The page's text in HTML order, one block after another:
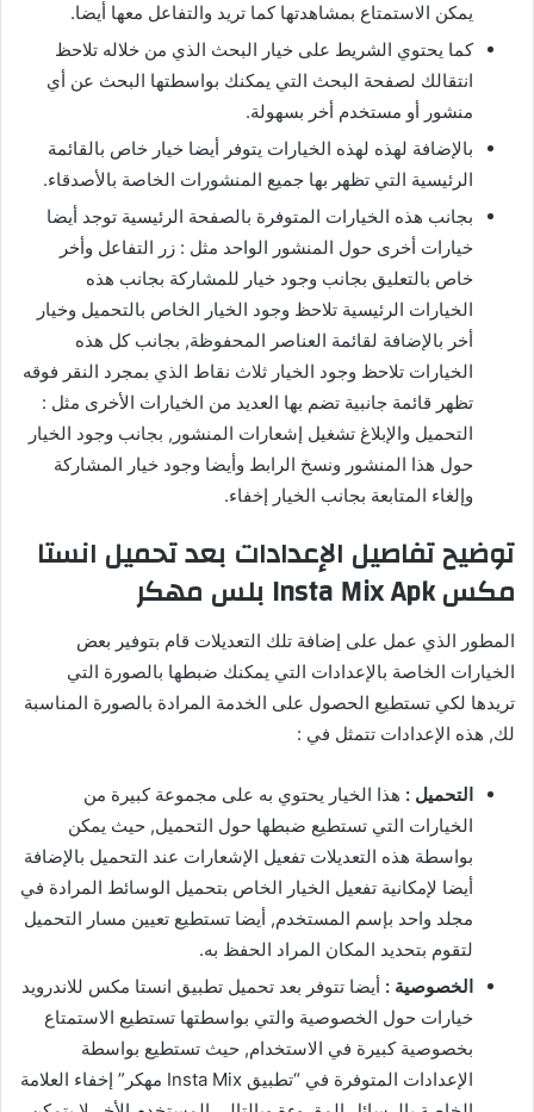
يمكن الاستمتاع بمشاهدتها كما تريد والتفاعل معها أيضا.
كما يحتوي الشريط على خيار البحث الذي من خلاله تلاحظ
انتقالك لصفحة البحث التي يمكنك بواسطتها البحث عن أي
منشور أو مستخدم أخر بسهولة.
بالإضافة لهذه لهذه الخيارات يتوفر أيضا خيار خاص بالقائمة
الرئيسية التي تظهر بها جميع المنشورات الخاصة بالأصدقاء.
بجانب هذه الخيارات المتوفرة بالصفحة الرئيسية توجد أيضا
خيارات أخرى حول المنشور الواحد مثل : زر التفاعل وأخر
خاص بالتعليق بجانب وجود خيار للمشاركة بجانب هذه
الخيارات الرئيسية تلاحظ وجود الخيار الخاص بالتحميل وخيار
أخر بالإضافة لقائمة العناصر المحفوظة, بجانب كل هذه
الخيارات تلاحظ وجود الخيار ثلاث نقاط الذي بمجرد النقر فوقه
تظهر قائمة جانبية تضم بها العديد من الخيارات الأخرى مثل :
التحميل والإبلاغ تشغيل إشعارات المنشور, بجانب وجود الخيار
حول هذا المنشور ونسخ الرابط وأيضا وجود خيار المشاركة
وإلغاء المتابعة بجانب الخيار إخفاء.
توضيح تفاصيل الإعدادات بعد تحميل انستا
مكس Insta Mix Apk بلس مهكر
المطور الذي عمل على إضافة تلك التعديلات قام بتوفير بعض
الخيارات الخاصة بالإعدادات التي يمكنك ضبطها بالصورة التي
تريدها لكي تستطيع الحصول على الخدمة المرادة بالصورة المناسبة
لك, هذه الإعدادات تتمثل في :
التحميل : هذا الخيار يحتوي به على مجموعة كبيرة من
الخيارات التي تستطيع ضبطها حول التحميل, حيث يمكن
بواسطة هذه التعديلات تفعيل الإشعارات عند التحميل بالإضافة
أيضا لإمكانية تفعيل الخيار الخاص بتحميل الوسائط المرادة في
مجلد واحد بإسم المستخدم, أيضا تستطيع تعيين مسار التحميل
لتقوم بتحديد المكان المراد الحفظ به.
الخصوصية : أيضا تتوفر بعد تحميل تطبيق انستا مكس للاندرويد
خيارات حول الخصوصية والتي بواسطتها تستطيع الاستمتاع
بخصوصية كبيرة في الاستخدام, حيث تستطيع بواسطة
الإعدادات المتوفرة في “تطبيق Insta Mix مهكر” إخفاء العلامة